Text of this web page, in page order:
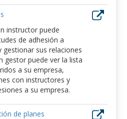
instructor puede
de adhesión a
gestionar sus relaciones
gestor puede ver la lista
a su empresa,
con instructores y
a su empresa.
de planes